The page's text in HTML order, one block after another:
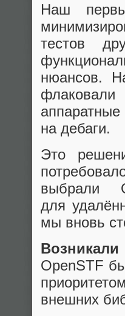
Наш
тестов
нюансов.
на дебаги.
Это
выбрали
для
мы вновь
OpenSTF
внешних